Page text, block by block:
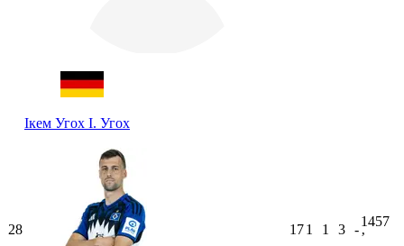
Ікем Угох І. Угох
28 171 1 3 -
1457
ʼ